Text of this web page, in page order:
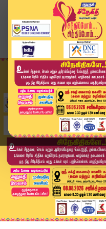
Home
வீடியோ ஸ்டோரி
"முதல்வருக்கு அனுப்பும்